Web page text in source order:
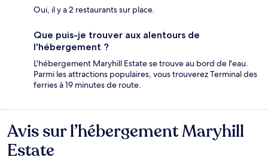
Oui, il y a 2 restaurants sur place.
Que puis-je trouver aux alentours de
l'hébergement ?
L'hébergement Maryhill Estate se trouve au bord de l'eau.
Parmi les attractions populaires, vous trouverez Terminal des
ferries à 19 minutes de route.
Avis
Avis sur l’hébergement Maryhill
Estate